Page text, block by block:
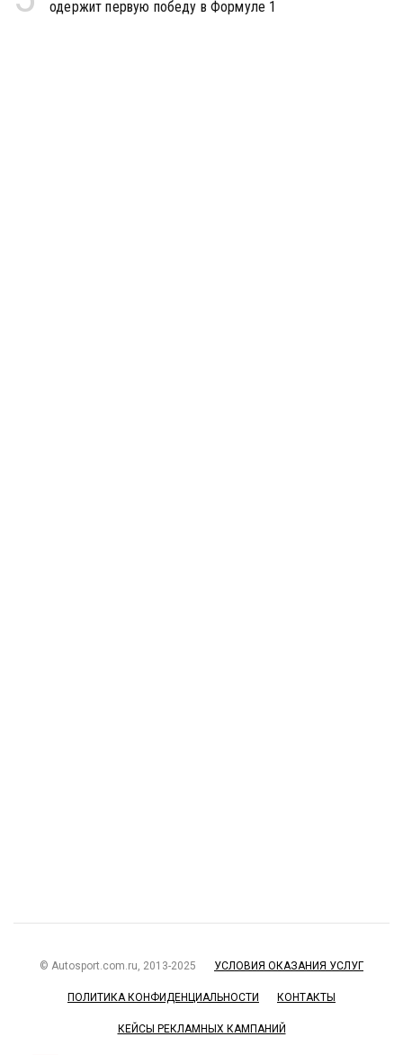
одержит первую победу в Формуле 1
© Autosport.com.ru, 2013-2025 УСЛОВИЯ ОКАЗАНИЯ УСЛУГ
ПОЛИТИКА КОНФИДЕНЦИАЛЬНОСТИ КОНТАКТЫ
КЕЙСЫ РЕКЛАМНЫХ КАМПАНИЙ